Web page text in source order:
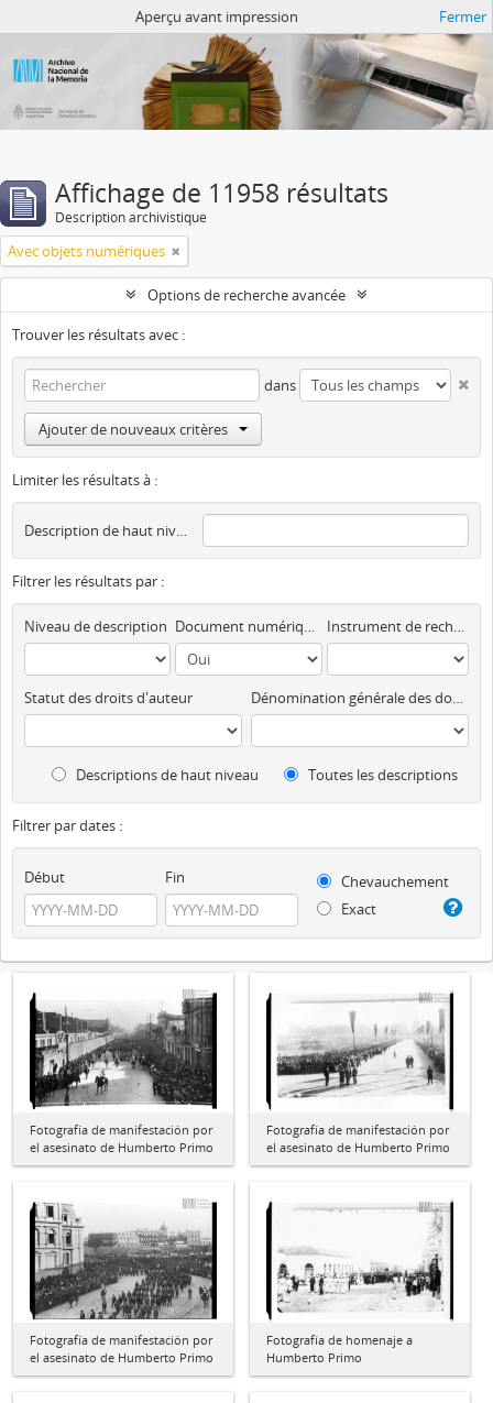
Aperçu avant impression Fermer
Affichage de 11958 résultats
Description archivistique
Avec objets numériques
Options de recherche avancée
Trouver les résultats avec :
dans
Ajouter de nouveaux critères
Limiter les résultats à :
Description de haut niveau
Filtrer les résultats par :
Niveau de description Document numérique disponible Instrument de recherche
Statut des droits d'auteur Dénomination générale des documents
Descriptions de haut niveau Toutes les descriptions
Filtrer par dates :
Début Fin
Chevauchement
Exact
Fotografía de manifestación por
el asesinato de Humberto Primo
Fotografía de manifestación por
el asesinato de Humberto Primo
Fotografía de manifestación por
el asesinato de Humberto Primo
Fotografía de homenaje a
Humberto Primo